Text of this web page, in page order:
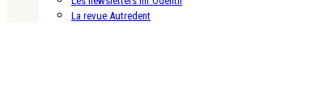
La revue Autredent